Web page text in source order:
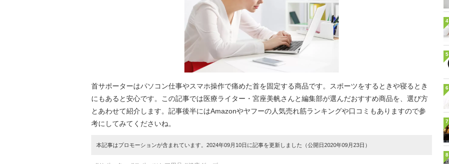
首サポーターはパソコン仕事やスマホ操作で痛めた首を固定する商品です。スポーツをするときや寝るとき
にもあると安心です。この記事では医療ライター・宮座美帆さんと編集部が選んだおすすめ商品を、選び方
とあわせて紹介します。記事後半にはAmazonやヤフーの人気売れ筋ランキングや口コミもありますので参
考にしてみてくださいね。
本記事はプロモーションが含まれています。2024年09月10日に記事を更新しました（公開日2020年09月23日）
4
5
6
7
8